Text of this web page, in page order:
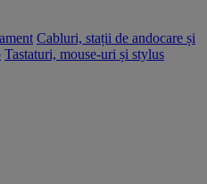
Cabluri, stații de andocare și
Tastaturi, mouse-uri și stylus